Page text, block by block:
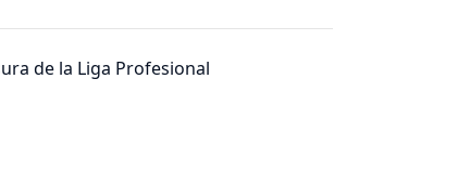
de la Liga Profesional